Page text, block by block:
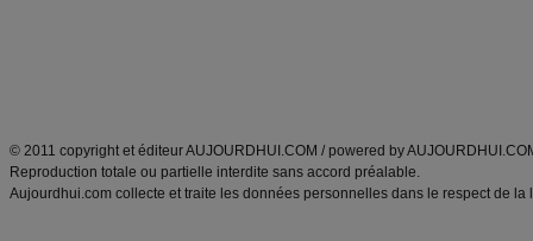
© 2011 copyright et éditeur AUJOURDHUI.COM / powered by
Reproduction totale ou partielle interdite sans accord préalable.
Aujourdhui.com collecte et traite les données personnelles dans le respect de